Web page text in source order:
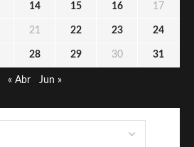
14 15 16 17
21 22 23 24
28 29 30 31
« Abr Jun »